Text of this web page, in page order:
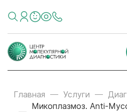
Главная Услуги
Микоплазмоз. Anti-